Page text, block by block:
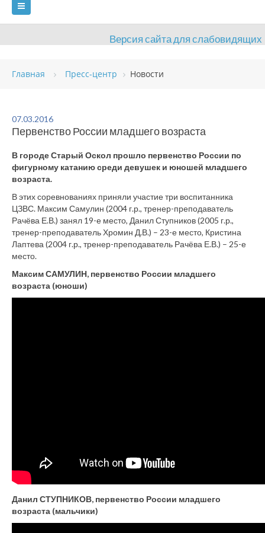
Версия сайта для слабовидящих
ГЛАВНАЯ
ВИДЫ СПОРТА
ОЦЕНКА КАЧЕСТВА ОБРАЗОВАНИЯ ВАКАНСИИ
Главная Пресс-центр Новости
07.03.2016
Первенство России младшего возраста
В городе Старый Оскол прошло первенство России по
фигурному катанию среди девушек и юношей младшего
возраста.
В этих соревнованиях приняли участие три воспитанника
ЦЗВС. Максим Самулин (2004 г.р., тренер-преподаватель
Рачёва Е.В.) занял 19-е место, Данил Ступников (2005 г.р.,
тренер-преподаватель Хромин Д.В.) – 23-е место, Кристина
Лаптева (2004 г.р., тренер-преподаватель Рачёва Е.В.) – 25-е
место.
Максим САМУЛИН, первенство России младшего
возраста (юноши)
Данил СТУПНИКОВ, первенство России младшего
возраста (мальчики)